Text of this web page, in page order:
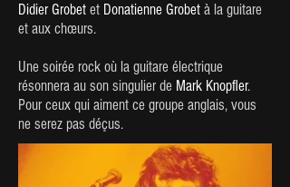
Didier Grobet et Donatienne Grobet à la guitare
et aux chœurs.
Une soirée rock où la guitare électrique
résonnera au son singulier de Mark Knopfler.
Pour ceux qui aiment ce groupe anglais, vous
ne serez pas déçus.